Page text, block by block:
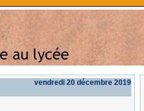
vendredi 20 décembre 2019